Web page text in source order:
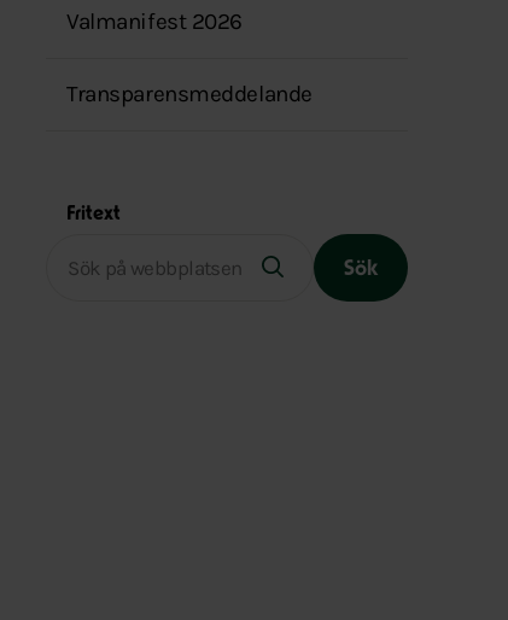
Valmanifest 2026
Transparensmeddelande
Fritext
Sök